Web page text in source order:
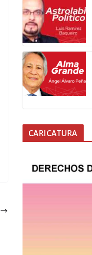
CARICATURA